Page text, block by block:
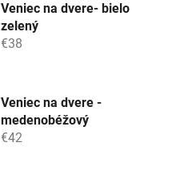
Veniec na dvere- bielo
zelený
€38
Veniec na dvere -
medenobéžový
€42